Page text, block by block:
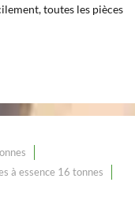
toutes les pièces
à essence 16 tonnes